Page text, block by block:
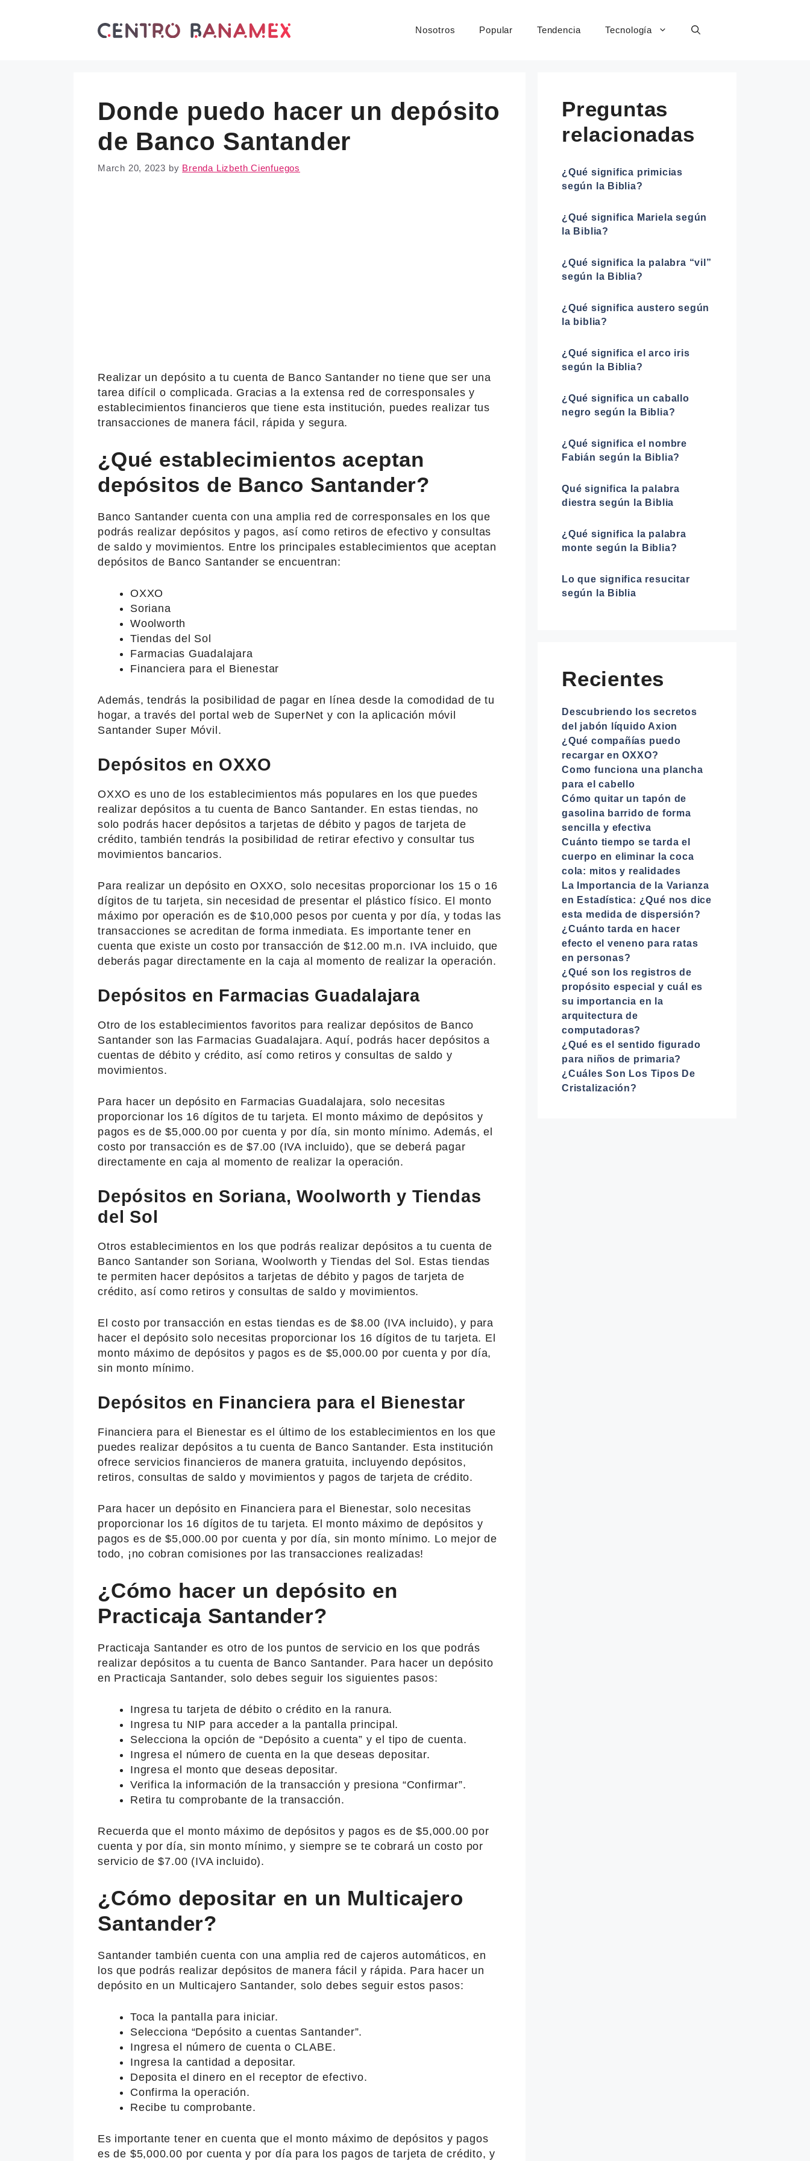
Nosotros Popular Tendencia Tecnología
Donde puedo hacer un depósito
de Banco Santander
March 20, 2023 by Brenda Lizbeth Cienfuegos
Realizar un depósito a tu cuenta de Banco Santander no tiene que ser una
tarea difícil o complicada. Gracias a la extensa red de corresponsales y
establecimientos financieros que tiene esta institución, puedes realizar tus
transacciones de manera fácil, rápida y segura.
¿Qué establecimientos aceptan
depósitos de Banco Santander?
Banco Santander cuenta con una amplia red de corresponsales en los que
podrás realizar depósitos y pagos, así como retiros de efectivo y consultas
de saldo y movimientos. Entre los principales establecimientos que aceptan
depósitos de Banco Santander se encuentran:
OXXO
Soriana
Woolworth
Tiendas del Sol
Farmacias Guadalajara
Financiera para el Bienestar
Además, tendrás la posibilidad de pagar en línea desde la comodidad de tu
hogar, a través del portal web de SuperNet y con la aplicación móvil
Santander Super Móvil.
Depósitos en OXXO
OXXO es uno de los establecimientos más populares en los que puedes
realizar depósitos a tu cuenta de Banco Santander. En estas tiendas, no
solo podrás hacer depósitos a tarjetas de débito y pagos de tarjeta de
crédito, también tendrás la posibilidad de retirar efectivo y consultar tus
movimientos bancarios.
Para realizar un depósito en OXXO, solo necesitas proporcionar los 15 o 16
dígitos de tu tarjeta, sin necesidad de presentar el plástico físico. El monto
máximo por operación es de $10,000 pesos por cuenta y por día, y todas las
transacciones se acreditan de forma inmediata. Es importante tener en
cuenta que existe un costo por transacción de $12.00 m.n. IVA incluido, que
deberás pagar directamente en la caja al momento de realizar la operación.
Depósitos en Farmacias Guadalajara
Otro de los establecimientos favoritos para realizar depósitos de Banco
Santander son las Farmacias Guadalajara. Aquí, podrás hacer depósitos a
cuentas de débito y crédito, así como retiros y consultas de saldo y
movimientos.
Para hacer un depósito en Farmacias Guadalajara, solo necesitas
proporcionar los 16 dígitos de tu tarjeta. El monto máximo de depósitos y
pagos es de $5,000.00 por cuenta y por día, sin monto mínimo. Además, el
costo por transacción es de $7.00 (IVA incluido), que se deberá pagar
directamente en caja al momento de realizar la operación.
Depósitos en Soriana, Woolworth y Tiendas
del Sol
Otros establecimientos en los que podrás realizar depósitos a tu cuenta de
Banco Santander son Soriana, Woolworth y Tiendas del Sol. Estas tiendas
te permiten hacer depósitos a tarjetas de débito y pagos de tarjeta de
crédito, así como retiros y consultas de saldo y movimientos.
El costo por transacción en estas tiendas es de $8.00 (IVA incluido), y para
hacer el depósito solo necesitas proporcionar los 16 dígitos de tu tarjeta. El
monto máximo de depósitos y pagos es de $5,000.00 por cuenta y por día,
sin monto mínimo.
Depósitos en Financiera para el Bienestar
Financiera para el Bienestar es el último de los establecimientos en los que
puedes realizar depósitos a tu cuenta de Banco Santander. Esta institución
ofrece servicios financieros de manera gratuita, incluyendo depósitos,
retiros, consultas de saldo y movimientos y pagos de tarjeta de crédito.
Para hacer un depósito en Financiera para el Bienestar, solo necesitas
proporcionar los 16 dígitos de tu tarjeta. El monto máximo de depósitos y
pagos es de $5,000.00 por cuenta y por día, sin monto mínimo. Lo mejor de
todo, ¡no cobran comisiones por las transacciones realizadas!
¿Cómo hacer un depósito en
Practicaja Santander?
Practicaja Santander es otro de los puntos de servicio en los que podrás
realizar depósitos a tu cuenta de Banco Santander. Para hacer un depósito
en Practicaja Santander, solo debes seguir los siguientes pasos:
Ingresa tu tarjeta de débito o crédito en la ranura.
Ingresa tu NIP para acceder a la pantalla principal.
Selecciona la opción de “Depósito a cuenta” y el tipo de cuenta.
Ingresa el número de cuenta en la que deseas depositar.
Ingresa el monto que deseas depositar.
Verifica la información de la transacción y presiona “Confirmar”.
Retira tu comprobante de la transacción.
Recuerda que el monto máximo de depósitos y pagos es de $5,000.00 por
cuenta y por día, sin monto mínimo, y siempre se te cobrará un costo por
servicio de $7.00 (IVA incluido).
¿Cómo depositar en un Multicajero
Santander?
Santander también cuenta con una amplia red de cajeros automáticos, en
los que podrás realizar depósitos de manera fácil y rápida. Para hacer un
depósito en un Multicajero Santander, solo debes seguir estos pasos:
Toca la pantalla para iniciar.
Selecciona “Depósito a cuentas Santander”.
Ingresa el número de cuenta o CLABE.
Ingresa la cantidad a depositar.
Deposita el dinero en el receptor de efectivo.
Confirma la operación.
Recibe tu comprobante.
Es importante tener en cuenta que el monto máximo de depósitos y pagos
es de $5,000.00 por cuenta y por día para los pagos de tarjeta de crédito, y
Preguntas
relacionadas
¿Qué significa primicias
según la Biblia?
¿Qué significa Mariela según
la Biblia?
¿Qué significa la palabra “vil”
según la Biblia?
¿Qué significa austero según
la biblia?
¿Qué significa el arco iris
según la Biblia?
¿Qué significa un caballo
negro según la Biblia?
¿Qué significa el nombre
Fabián según la Biblia?
Qué significa la palabra
diestra según la Biblia
¿Qué significa la palabra
monte según la Biblia?
Lo que significa resucitar
según la Biblia
Recientes
Descubriendo los secretos
del jabón líquido Axion
¿Qué compañías puedo
recargar en OXXO?
Como funciona una plancha
para el cabello
Cómo quitar un tapón de
gasolina barrido de forma
sencilla y efectiva
Cuánto tiempo se tarda el
cuerpo en eliminar la coca
cola: mitos y realidades
La Importancia de la Varianza
en Estadística: ¿Qué nos dice
esta medida de dispersión?
¿Cuánto tarda en hacer
efecto el veneno para ratas
en personas?
¿Qué son los registros de
propósito especial y cuál es
su importancia en la
arquitectura de
computadoras?
¿Qué es el sentido figurado
para niños de primaria?
¿Cuáles Son Los Tipos De
Cristalización?